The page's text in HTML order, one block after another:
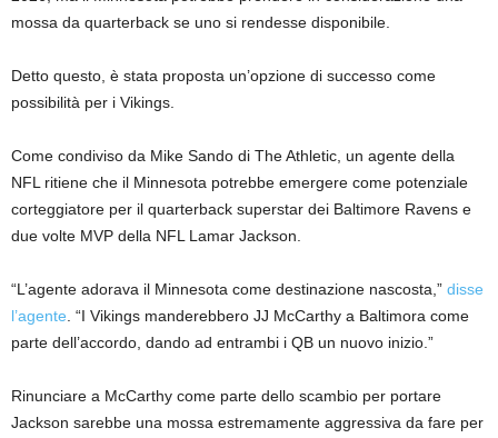
mossa da quarterback se uno si rendesse disponibile.
Detto questo, è stata proposta un’opzione di successo come
possibilità per i Vikings.
Come condiviso da Mike Sando di The Athletic, un agente della
NFL ritiene che il Minnesota potrebbe emergere come potenziale
corteggiatore per il quarterback superstar dei Baltimore Ravens e
due volte MVP della NFL Lamar Jackson.
“L’agente adorava il Minnesota come destinazione nascosta,” disse
l’agente . “I Vikings manderebbero JJ McCarthy a Baltimora come
parte dell’accordo, dando ad entrambi i QB un nuovo inizio.”
Rinunciare a McCarthy come parte dello scambio per portare
Jackson sarebbe una mossa estremamente aggressiva da fare per